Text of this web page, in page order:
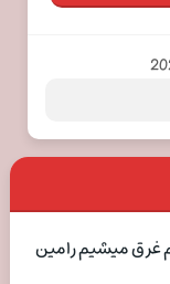
غرق میشیم رامین